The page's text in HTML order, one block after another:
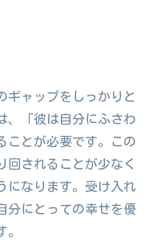
ギャップをしっかりと
、「彼は自分にふさわ
ことが必要です。この
回されることが少なく
になります。受け入れ
分にとっての幸せを優